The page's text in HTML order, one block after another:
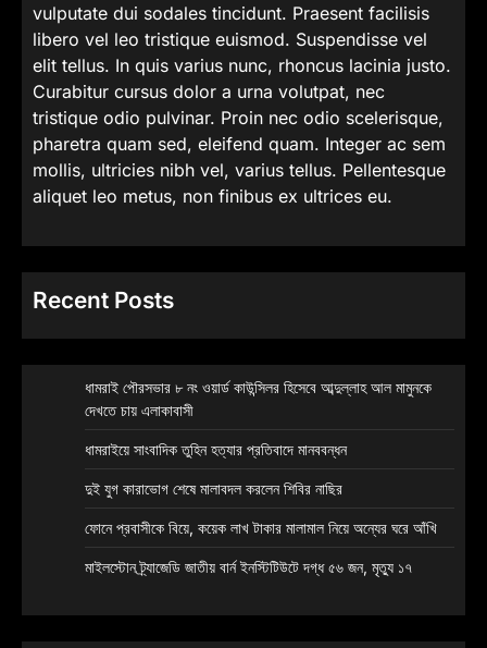
vulputate dui sodales tincidunt. Praesent facilisis
libero vel leo tristique euismod. Suspendisse vel
elit tellus. In quis varius nunc, rhoncus lacinia justo.
Curabitur cursus dolor a urna volutpat, nec
tristique odio pulvinar. Proin nec odio scelerisque,
pharetra quam sed, eleifend quam. Integer ac sem
mollis, ultricies nibh vel, varius tellus. Pellentesque
aliquet leo metus, non finibus ex ultrices eu.
Recent Posts
ধামরাই পৌরসভার ৮ নং ওয়ার্ড কাউন্সিলর হিসেবে আব্দুল্লাহ আল মামুনকে
দেখতে চায় এলাকাবাসী
ধামরাইয়ে সাংবাদিক তুহিন হত্যার প্রতিবাদে মানববন্ধন
দুই যুগ কারাভোগ শেষে মালাবদল করলেন শিবির নাছির
ফোনে প্রবাসীকে বিয়ে, কয়েক লাখ টাকার মালামাল নিয়ে অন্যের ঘরে আঁখি
মাইলস্টোন ট্র্যাজেডি জাতীয় বার্ন ইনস্টিটিউটে দগ্ধ ৫৬ জন, মৃত্যু ১৭